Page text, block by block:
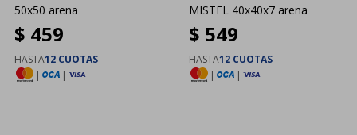
50x50 arena
$ 459
HASTA12 CUOTAS
|
|
MISTEL 40x40x7 arena
$ 549
HASTA12 CUOTAS
|
|